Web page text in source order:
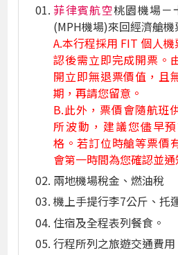
菲律賓航空桃園機場－
(MPH機場)來回經濟艙機
A.本行程採用 FIT 個人
認後需立即完成開票。
開立即無退票價值，且
期，再請您留意。
B.此外，票價會隨航班
所波動，建議您儘早
格。若訂位時艙等票價
會第一時間為您確認並通
兩地機場稅金、燃油稅
機上手提行李7公斤、托
住宿及全程表列餐食。
行程所列之旅遊交通費用